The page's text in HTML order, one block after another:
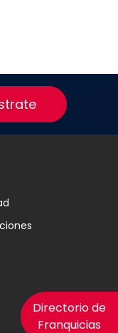
Directorio de
Franquicias